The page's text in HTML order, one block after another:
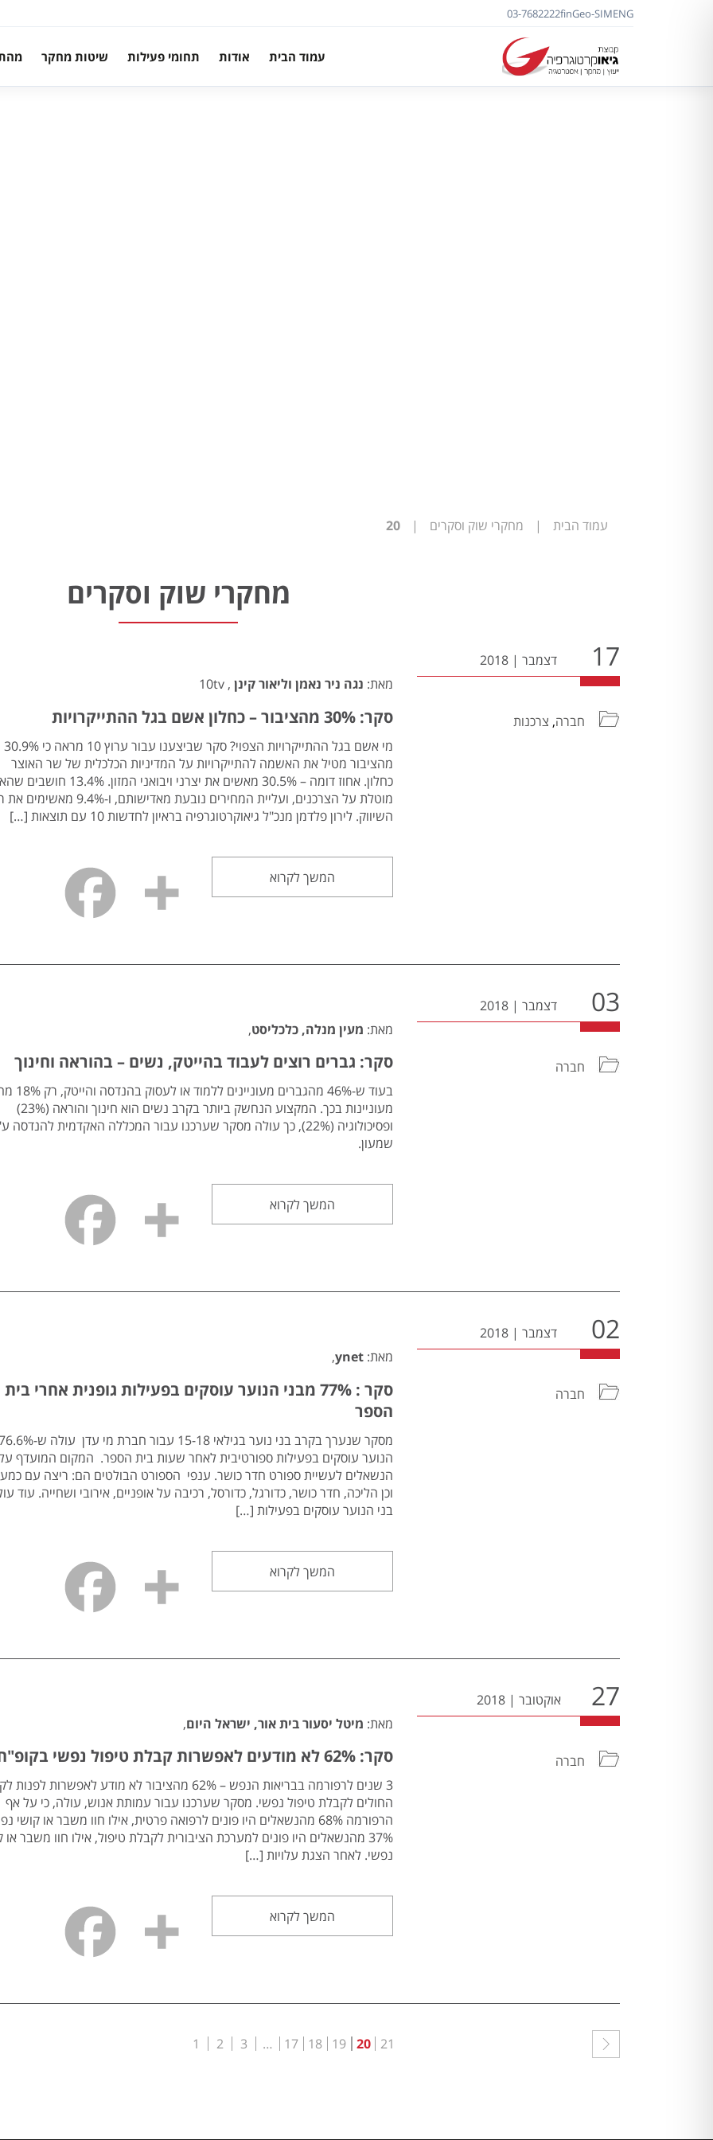
ENG
Geo-SIM
in
f
03-7682222
עמוד הבית אודות תחומי פעילות שיטות מחקר
עמוד הבית | מחקרי שוק וסקרים |
20
מחקרי שוק וסקרים
17 דצמבר |
2018
חברה, צרכנות
מאת: נגה ניר נאמן וליאור קינן , 10tv
סקר: 30% מהציבור – כחלון אשם בגל ההתייקרויות
מי אשם בגל ההתייקרויות הצפוי? סקר שביצענו עבור ערוץ 10 מראה כי 30.9%
מהציבור מטיל את האשמה להתייקרויות על המדיניות הכלכלית של שר האוצר
כחלון. אחוז דומה – 30.5% מאשים את יצרני ויבואני
מוטלת על הצרכנים, ועליית המחירים נובעת מאדישותם,
השיווק. לירון פלדמן מנכ"ל גיאוקרטוגרפיה בראיון לחדשות 10 עם תוצאות […]
המשך לקרוא
03 דצמבר |
2018
חברה
מאת: מעין מנלה, כלכליסט,
סקר: גברים רוצים לעבוד בהייטק, נשים – בהוראה וחינוך
בעוד ש-46%
מעוניינות בכך. המקצוע הנחשק ביותר בקרב נשים הוא חינוך והוראה (23%)
ופסיכולוגיה (22%), כך עולה מסקר שערכנו עבור המכללה האקדמית
שמעון.
המשך לקרוא
02 דצמבר |
2018
חברה
מאת: ynet
,
סקר : 77% מבני הנוער עוסקים בפעילות גופנית אחרי בית
הספר
הנוער עוסקים בפעילות ספורטיבית לאחר שעות בית הספר. המקום המועדף
וכן הליכה, חדר כושר, כדורגל, כדורסל, רכיבה על אופניים, אירובי ושחייה. עוד
בני הנוער עוסקים בפעילות […]
המשך לקרוא
27 אוקטובר |
2018
חברה
מאת: מיטל יסעור בית אור, ישראל היום,
סקר: 62% לא מודעים לאפשרות קבלת טיפול נפשי בקופ"ח
3 שנים לרפורמה בבריאות הנפש – 62% מהציבור לא מודע לאפשרות
החולים לקבלת טיפול נפשי. מסקר שערכנו עבור עמותת אנוש, עולה, כי על אף
הרפורמה 68% מהנשאלים היו פונים לרפואה פרטית, אילו חוו משבר או קושי
37% מהנשאלים היו פונים למערכת הציבורית לקבלת טיפול, אילו חוו משבר או
נפשי. לאחר הצגת עלויות […]
המשך לקרוא
1 2 3 … 17 18 19 20 21